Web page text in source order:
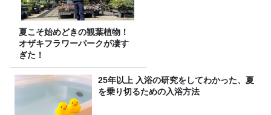
夏こそ始めどきの観葉植物！
オザキフラワーパークが凄す
ぎた！
25年以上 入浴の研究をしてわかった、夏
を乗り切るための入浴方法